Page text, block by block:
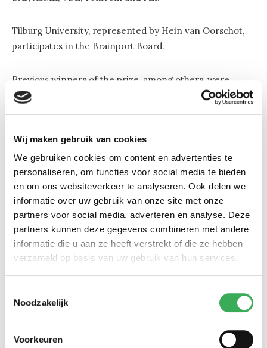
Wij maken gebruik van cookies
We gebruiken cookies om content en advertenties te
personaliseren, om functies voor social media te bieden
en om ons websiteverkeer te analyseren. Ook delen we
informatie over uw gebruik van onze site met onze
partners voor social media, adverteren en analyse. Deze
partners kunnen deze gegevens combineren met andere
informatie die u aan ze heeft verstrekt of die ze hebben
verzameld op basis van uw gebruik van hun services.
Noodzakelijk
Voorkeuren
Tilburg University, represented by Hein van Oorschot,
participates in the Brainport Board.
Previous winners of the prize, among others, were
Stockholm (Sweden), Taipei (Japan) and Glasgow (UK).
Lees ook
bedreigingen en desinformatie:
‘Wetenschappers, kom die